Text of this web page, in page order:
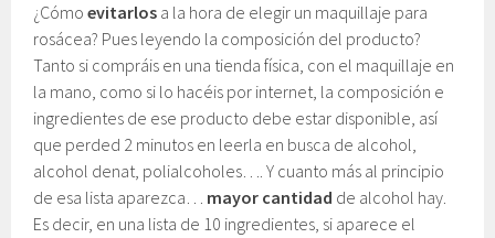
¿Cómoevitarlos a la hora de elegir un maquillaje para
rosácea? Pues leyendo la composición del producto?
Tanto si compráis en una tienda física, con el maquillaje en
la mano, como si lo hacéis por internet, la composición e
ingredientes de ese producto debe estar disponible, así
que perded 2 minutos en leerla en busca de alcohol,
alcohol denat, polialcoholes…. Y cuanto más al principio
de esa lista aparezca… mayor cantidad de alcohol hay.
Es decir, en una lista de 10 ingredientes, si aparece el